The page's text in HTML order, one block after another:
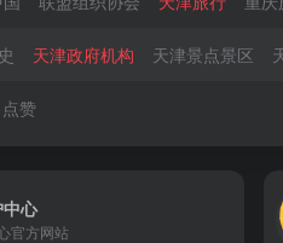
天津政府机构 天津景点景区
点赞
心
官方网站